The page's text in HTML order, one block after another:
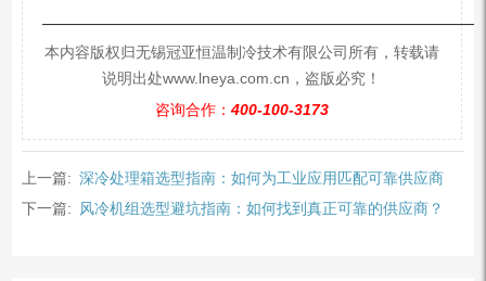
本内容版权归无锡冠亚恒温制冷技术有限公司所有，转载请
说明出处www.lneya.com.cn，盗版必究！
咨询合作： 400-100-3173
上一篇: 深冷处理箱选型指南：如何为工业应用匹配可靠供应商
下一篇:
风冷机组选型避坑指南：如何找到真正可靠的供应商？